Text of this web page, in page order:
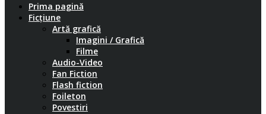
Prima pagină
Ficțiune
Artă grafică
Imagini / Grafică
Filme
Audio-Video
Fan Fiction
Flash fiction
Foileton
Povestiri